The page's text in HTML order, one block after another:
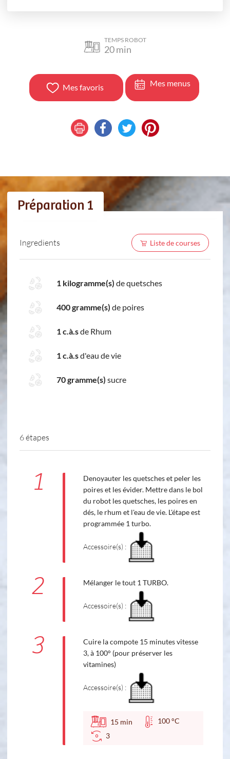
TEMPS ROBOT
20min
Mes favoris Mes menus
Préparation 1
Ingredients Liste de courses
1 kilogramme(s) de quetsches
400 gramme(s) de poires
1 c.à.sde Rhum
1 c.à.sd'eau de vie
70 gramme(s) sucre
6 étapes
1
Denoyauter les quetsches et peler les
poires et les évider. Mettre dans le bol
du robot les quetsches, les poires en
dés, le rhum et l'eau de vie. L'étape est
programmée 1 turbo.
Accessoire(s) :
2 Mélanger le tout 1 TURBO.
Accessoire(s) :
3
Cuire la compote 15 minutes vitesse
3, à 100° (pour préserver les
vitamines)
Accessoire(s) :
15 min
100 °C
3